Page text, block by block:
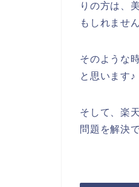
りの方は、
もしれませ
そのような
と思います♪
そして、楽
問題を解決